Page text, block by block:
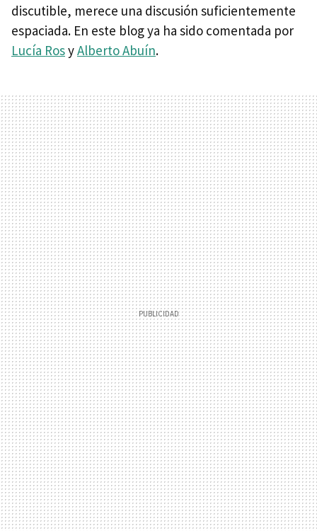
discutible, merece una discusión suficientemente
espaciada. En este blog ya ha sido comentada por
Lucía RosyAlberto Abuín.